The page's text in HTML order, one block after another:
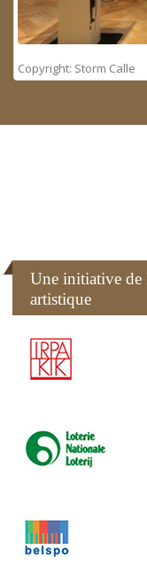
Copyright: Storm Calle
Une initiative
artistique